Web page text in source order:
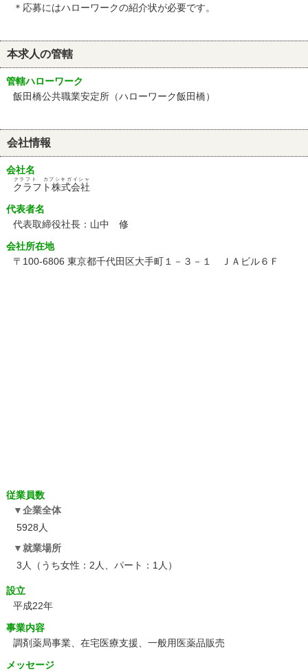
＊応募にはハローワークの紹介状が必要です。
本求人の管轄
管轄ハローワーク
飯田橋公共職業安定所（ハローワーク飯田橋）
会社情報
会社名
クラフト株式会社
クラフト カブシキガイシャ
代表者名
代表取締役社長：山中 修
会社所在地
〒100-6806 東京都千代田区大手町１－３－１ ＪＡビル６Ｆ
従業員数
企業全体
5928人
就業場所
3人（うち女性：2人、パート：1人）
設立
平成22年
事業内容
調剤薬局事業、在宅医療支援、一般用医薬品販売
メッセージ